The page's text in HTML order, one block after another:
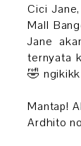
Cici
Mall
Jane
ternyata
🤣
Mantap!
Ardhito